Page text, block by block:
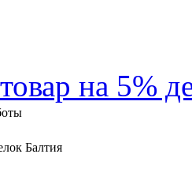
на 5%
Балтия